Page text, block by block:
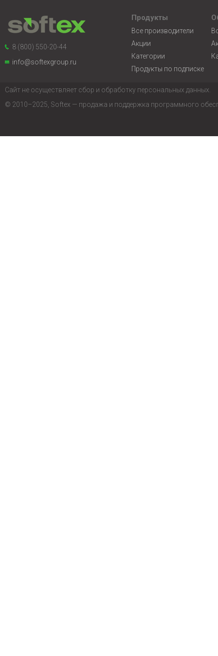
8 (800) 550-20-44
info@softexgroup.ru
Продукты
Все производители
Акции
Категории
Продукты по подписке
Сайт не осуществляет сбор и обработку персональных данных.
© 2010–2025, Softex — продажа и поддержка программного